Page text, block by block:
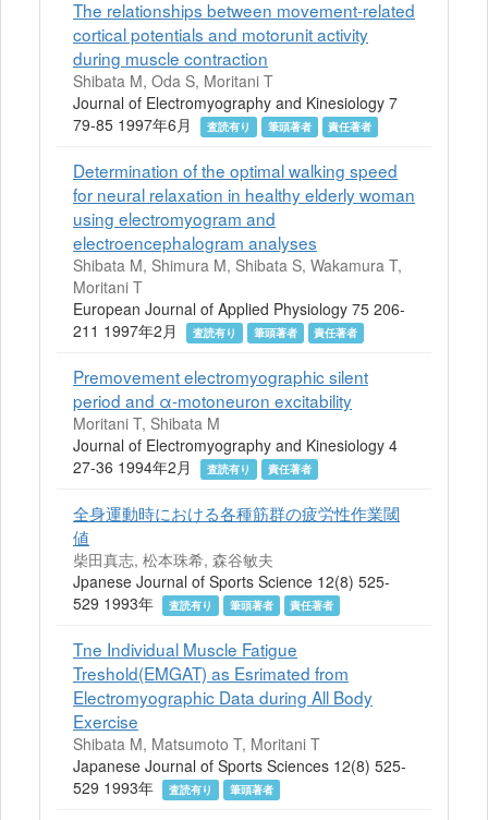
The relationships between movement-related
cortical potentials and motorunit activity
during muscle contraction
Shibata M, Oda S, Moritani T
Journal of Electromyography and Kinesiology 7
79-85 1997年6月
査読有り 筆頭著者 責任著者
Determination of the optimal walking speed
for neural relaxation in healthy elderly woman
using electromyogram and
electroencephalogram analyses
Shibata M, Shimura M, Shibata S, Wakamura T,
Moritani T
European Journal of Applied Physiology 75 206-
211 1997年2月
査読有り 筆頭著者 責任著者
Premovement electromyographic silent
period and α-motoneuron excitability
Moritani T, Shibata M
Journal of Electromyography and Kinesiology 4
27-36 1994年2月
査読有り 責任著者
全身運動時における各種筋群の疲労性作業閾
値
柴田真志, 松本珠希, 森谷敏夫
Jpanese Journal of Sports Science 12(8) 525-
529 1993年
査読有り 筆頭著者 責任著者
Tne Individual Muscle Fatigue
Treshold(EMGAT) as Esrimated from
Electromyographic Data during All Body
Exercise
Shibata M, Matsumoto T, Moritani T
Japanese Journal of Sports Sciences 12(8) 525-
529 1993年
査読有り 筆頭著者